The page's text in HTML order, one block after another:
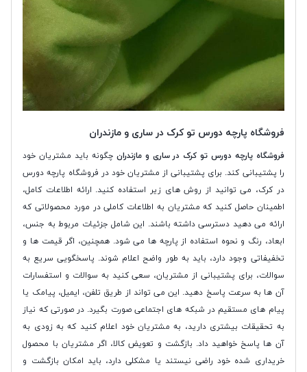
فروشگاه پارچه دورس تو کرک در ساری و مازندران
فروشگاه پارچه دورس تو کرک در ساری و مازندران چگونه باید مشتریان خود
را پشتیبانی کند. برای پشتیبانی از مشتریان خود در فروشگاه پارچه دورس
در کرک، می توانید از روش های زیر استفاده کنید. ارائه اطلاعات کامل،
اطمینان حاصل کنید که مشتریان به اطلاعات کاملی در مورد محصولاتی که
ارائه می دهید دسترسی داشته باشند. این شامل جزئیات مربوط به جنس،
ابعاد، رنگ و نحوه استفاده از پارچه ها می شود. همچنین، اگر قیمت ها و
تخفیفاتی وجود دارد، باید به طور واضح اعلام شوند. پاسخگویی سریع به
سوالات، برای پشتیبانی از مشتریان، سعی کنید به سوالات و استفسارات
آن ها به سرعت پاسخ دهید. این می تواند از طریق تلفن، ایمیل، پیامک یا
پیام های مستقیم در شبکه های اجتماعی صورت بگیرد. در صورتی که نیاز
به تحقیقات بیشتری دارید، به مشتریان خود اعلام کنید که به زودی به
آن ها پاسخ خواهید داد. بازگشت و تعویض کالا، اگر مشتریان با محصول
خریداری شده خود راضی نیستند یا مشکلی دارد، باید امکان بازگشت و